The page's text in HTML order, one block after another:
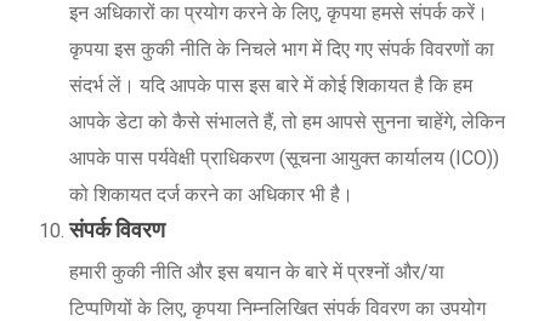
इन अधिकारों का प्रयोग करने के लिए, कृपया हमसे संपर्क करें।
कृपया इस कुकी नीति के निचले भाग में दिए गए संपर्क विवरणों का
संदर्भ लें। यदि आपके पास इस बारे में कोई शिकायत है कि हम
आपके डेटा को कैसे संभालते हैं, तो हम आपसे सुनना चाहेंगे, लेकिन
आपके पास पर्यवेक्षी प्राधिकरण (सूचना आयुक्त कार्यालय (ICO))
को शिकायत दर्ज करने का अधिकार भी है।
संपर्क विवरण
हमारी कुकी नीति और इस बयान के बारे में प्रश्नों और/या
टिप्पणियों के लिए, कृपया निम्नलिखित संपर्क विवरण का उपयोग